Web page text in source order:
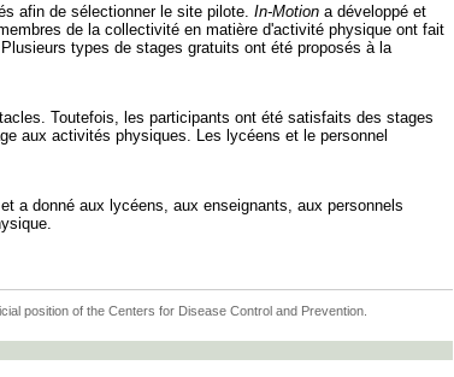
afin de sélectionner le site pilote. In-Motion a développé et
de la collectivité en matière d'activité physique ont fait
types de stages gratuits ont été proposés à la
Toutefois, les participants ont été satisfaits des stages
aux activités physiques. Les lycéens et le personnel
a donné aux lycéens, aux enseignants, aux personnels
position of the Centers for Disease Control and Prevention.